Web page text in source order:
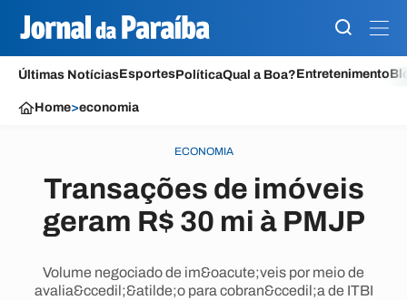
Últimas NotíciasEsportesPolíticaQual a Boa?Entretenimento
Home>economia
ECONOMIA
Transações de imóveis
geram R$ 30 mi à PMJP
Volume negociado de im&oacute;veis por meio de
avalia&ccedil;&atilde;o para cobran&ccedil;a de ITBI